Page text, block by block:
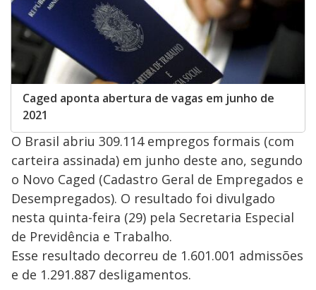
Caged aponta abertura de vagas em junho de
2021
O Brasil abriu 309.114 empregos formais (com
carteira assinada) em junho deste ano, segundo
o Novo Caged (Cadastro Geral de Empregados e
Desempregados). O resultado foi divulgado
nesta quinta-feira (29) pela Secretaria Especial
de Previdência e Trabalho.
Esse resultado decorreu de 1.601.001 admissões
e de 1.291.887 desligamentos.